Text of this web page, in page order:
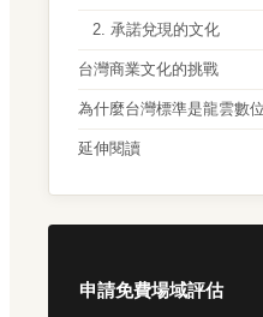
2. 承諾兌現的文化
台灣商業文化的挑戰
為什麼台灣標準是龍雲數
延伸閱讀
申請免費場域評估